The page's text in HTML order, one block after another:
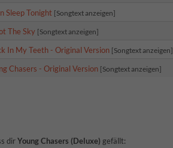
Sleep Tonight [Songtext anzeigen]
The Sky [Songtext anzeigen]
In My Teeth - Original Version [Songtext anzeigen]
Chasers - Original Version [Songtext anzeigen]
dirYoung Chasers (Deluxe) gefällt: